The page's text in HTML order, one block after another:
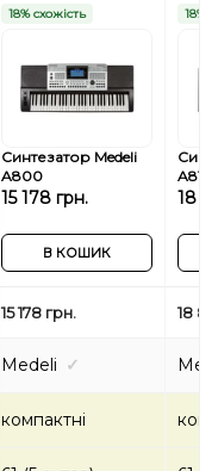
18% схожість
Синтезатор Medeli
A800
15 178 грн.
В КОШИК
18%
A810
18
15 178 грн. 18
Medeli ✓
компактні